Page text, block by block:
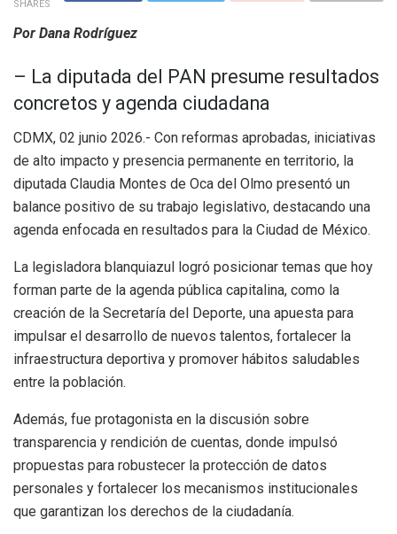
SHARES
Por Dana Rodríguez
– La diputada del PAN presume resultados
concretos y agenda ciudadana
CDMX, 02 junio 2026.- Con reformas aprobadas, iniciativas
de alto impacto y presencia permanente en territorio, la
diputada Claudia Montes de Oca del Olmo presentó un
balance positivo de su trabajo legislativo, destacando una
agenda enfocada en resultados para la Ciudad de México.
La legisladora blanquiazul logró posicionar temas que hoy
forman parte de la agenda pública capitalina, como la
creación de la Secretaría del Deporte, una apuesta para
impulsar el desarrollo de nuevos talentos, fortalecer la
infraestructura deportiva y promover hábitos saludables
entre la población.
Además, fue protagonista en la discusión sobre
transparencia y rendición de cuentas, donde impulsó
propuestas para robustecer la protección de datos
personales y fortalecer los mecanismos institucionales
que garantizan los derechos de la ciudadanía.